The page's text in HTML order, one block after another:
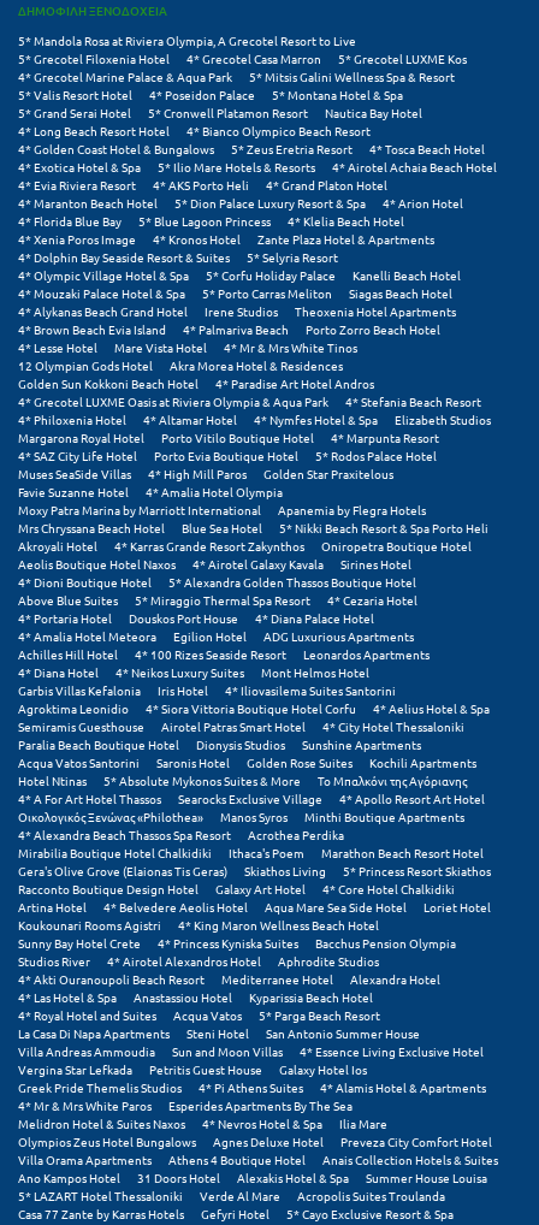
Μ
Μάνη
Μαραθώνας Αττικής
Μαρώνεια
Μεθώνη
Μεσολόγγι
Μεσσηνία
Μετέωρα
Μέτσοβο
Μήλος
Μονεμβασιά
Μουζάκι
Μπαλί Κρήτης
Μπάνσκο
Μπούκα Μεσσηνίας
Μύκονος
Μυστράς
Μυτιλήνη
Ν
Νάξος
Νάουσα
Ναυπακτία
Ναύπλιο
Νέα Μάκρη
Νέα Στύρα Εύβοιας
Νέοι Πόροι Πιερίας
ΔΗΜΟΦΙΛΗ ΞΕΝΟΔΟΧΕΙΑ
5* Mandola Rosa at Riviera Olympia, A Grecotel Resort to Live
5* Grecotel Filoxenia Hotel
4* Grecotel Casa Marron
5* Grecotel LUXME Kos
4* Grecotel Marine Palace & Aqua Park
5* Mitsis Galini Wellness Spa & Resort
5* Valis Resort Hotel
4* Poseidon Palace
5* Montana Hotel & Spa
5* Grand Serai Hotel
5* Cronwell Platamon Resort
Nautica Bay Hotel
4* Long Beach Resort Hotel
4* Bianco Olympico Beach Resort
4* Golden Coast Hotel & Bungalows
5* Zeus Eretria Resort
4* Tosca Beach Hotel
4* Exotica Hotel & Spa
5* Ilio Mare Hotels & Resorts
4* Airotel Achaia Beach Hotel
4* Evia Riviera Resort
4* AKS Porto Heli
4* Grand Platon Hotel
4* Maranton Beach Hotel
5* Dion Palace Luxury Resort & Spa
4* Arion Hotel
4* Florida Blue Bay
5* Blue Lagoon Princess
4* Klelia Beach Hotel
4* Xenia Poros Image
4* Kronos Hotel
Zante Plaza Hotel & Apartments
4* Dolphin Bay Seaside Resort & Suites
5* Selyria Resort
4* Olympic Village Hotel & Spa
5* Corfu Holiday Palace
Kanelli Beach Hotel
4* Mouzaki Palace Hotel & Spa
5* Porto Carras Meliton
Siagas Beach Hotel
4* Alykanas Beach Grand Hotel
Irene Studios
Theoxenia Hotel Apartments
4* Brown Beach Evia Island
4* Palmariva Beach
Porto Zorro Beach Hotel
4* Lesse Hotel
Mare Vista Hotel
4* Mr & Mrs White Tinos
12 Olympian Gods Hotel
Akra Morea Hotel & Residences
Golden Sun Kokkoni Beach Hotel
4* Paradise Art Hotel Andros
4* Grecotel LUXME Oasis at Riviera Olympia & Aqua Park
4* Stefania Beach Resort
4* Philoxenia Hotel
4* Altamar Hotel 4* Nymfes Hotel & Spa
Elizabeth Studios
Margarona Royal Hotel
Porto Vitilo Boutique Hotel
4* Marpunta Resort
4* SAZ City Life Hotel
Porto Evia Boutique Hotel
5* Rodos Palace Hotel
Muses SeaSide Villas
4* High Mill Paros
Golden Star Praxitelous
Favie Suzanne Hotel
4* Amalia Hotel Olympia
Moxy Patra Marina by Marriott International
Apanemia by Flegra Hotels
Mrs Chryssana Beach Hotel
Blue Sea Hotel
5* Nikki Beach Resort & Spa Porto Heli
Akroyali Hotel
4* Karras Grande Resort Zakynthos
Oniropetra Boutique Hotel
Aeolis Boutique Hotel Naxos
4* Airotel Galaxy Kavala
Sirines Hotel
4* Dioni Boutique Hotel
5* Alexandra Golden Thassos Boutique Hotel
Above Blue Suites
5* Miraggio Thermal Spa Resort
4* Cezaria Hotel
4* Portaria Hotel
Douskos Port House
4* Diana Palace Hotel
4* Amalia Hotel Meteora
Egilion Hotel
ADG Luxurious Apartments
Achilles Hill Hotel
4* 100 Rizes Seaside Resort
Leonardos Apartments
4* Diana Hotel
4* Neikos Luxury Suites
Mont Helmos Hotel
Garbis Villas Kefalonia
Iris Hotel
4* Iliovasilema Suites Santorini
Agroktima Leonidio
4* Siora Vittoria Boutique Hotel Corfu
4* Aelius Hotel & Spa
Semiramis Guesthouse
Airotel Patras Smart Hotel
4* City Hotel Thessaloniki
Paralia Beach Boutique Hotel
Dionysis Studios
Sunshine Apartments
Acqua Vatos Santorini
Saronis Hotel Golden Rose Suites
Kochili Apartments
Hotel Ntinas
5* Absolute Mykonos Suites & More
Το Μπαλκόνι της Αγόριανης
4* A For Art Hotel Thassos
Searocks Exclusive Village
4* Apollo Resort Art Hotel
Οικολογικός Ξενώνας «Philothea»
Manos Syros
Minthi Boutique Apartments
4* Alexandra Beach Thassos Spa Resort
Acrothea Perdika
Mirabilia Boutique Hotel Chalkidiki
Ithaca's Poem
Marathon Beach Resort Hotel
Gera's Olive Grove (Elaionas Tis Geras)
Skiathos Living
5* Princess Resort Skiathos
Racconto Boutique Design Hotel
Galaxy Art Hotel
4* Core Hotel Chalkidiki
Artina Hotel
4* Belvedere Aeolis Hotel Aqua Mare Sea Side Hotel
Loriet Hotel
Koukounari Rooms Agistri
4* King Maron Wellness Beach Hotel
Sunny Bay Hotel Crete
4* Princess Kyniska Suites
Bacchus Pension Olympia
Studios River
4* Airotel Alexandros Hotel
Aphrodite Studios
4* Akti Ouranoupoli Beach Resort
Mediterranee Hotel
Alexandra Hotel
4* Las Hotel & Spa
Anastassiou Hotel
Kyparissia Beach Hotel
4* Royal Hotel and Suites
Acqua Vatos
5* Parga Beach Resort
La Casa Di Napa Apartments
Steni Hotel
San Antonio Summer House
Villa Andreas Ammoudia
Sun and Moon Villas
4* Essence Living Exclusive Hotel
Vergina Star Lefkada
Petritis Guest House
Galaxy Hotel Ios
Greek Pride Themelis Studios
4* Pi Athens Suites
4* Alamis Hotel & Apartments
4* Mr & Mrs White Paros
Esperides Apartments By The Sea
Melidron Hotel & Suites Naxos
4* Nevros Hotel & Spa
Ilia Mare
Olympios Zeus Hotel Bungalows
Agnes Deluxe Hotel
Preveza City Comfort Hotel
Villa Orama Apartments
Athens 4 Boutique Hotel
Anais Collection Hotels & Suites
Ano Kampos Hotel
31 Doors Hotel Alexakis Hotel & Spa
Summer House Louisa
5* LAZART Hotel Thessaloniki
Verde Al Mare
Acropolis Suites Troulanda
Casa 77 Zante by Karras Hotels
Gefyri Hotel
5* Cayo Exclusive Resort & Spa